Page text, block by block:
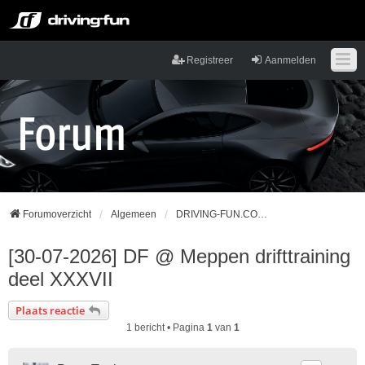
Aanmelden
Registreer
Forumoverzicht Algemeen DRIVING-FUN.COM DRIFTDAY KALENDER 2026!
[30-07-2026] DF @ Meppen drifttraining
deel XXXVII
Plaats reactie
1 bericht • Pagina 1van 1